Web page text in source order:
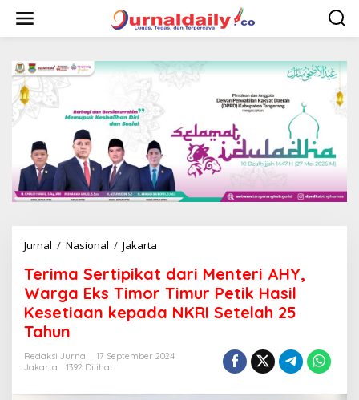
w
Jurnal / Nasional / Jakarta
r
i
a
r
Terima Sertipikat dari Menteri AHY,
Warga Eks Timor Timur Petik Hasil
Kesetiaan kepada NKRI Setelah 25
Tahun
Redaksi Jurnal
17 September 2024
Jakarta
1392 Dilihat